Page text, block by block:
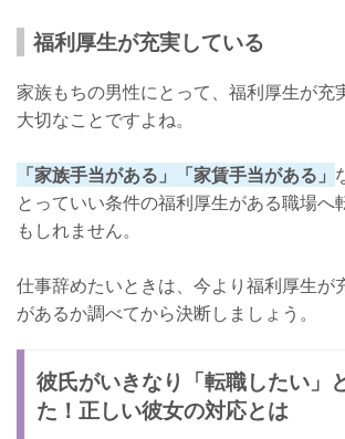
福利厚生が充実している
家族もちの男性にとって、福利厚生が充
大切なことですよね。
「家族手当がある」「家賃手当がある」
とっていい条件の福利厚生がある職場へ
もしれません。
仕事辞めたいときは、今より福利厚生が
があるか調べてから決断しましょう。
彼氏がいきなり「転職したい」
た！正しい彼女の対応とは